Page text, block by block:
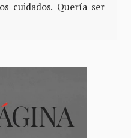
cuidados. Quería ser